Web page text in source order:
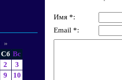
»
Сб Вс
2
3
9
10
Имя *:
Email *: